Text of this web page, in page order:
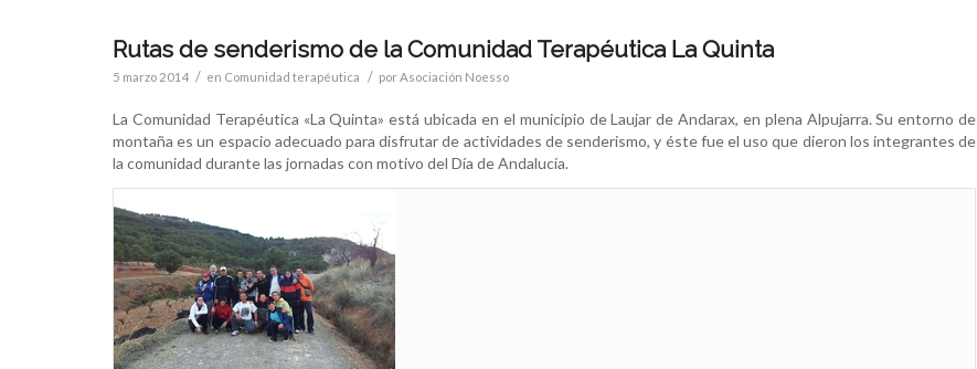
Rutas de senderismo de la Comunidad Terapéutica La Quinta
5 marzo 2014 / en Comunidad terapéutica / porAsociación Noesso
La Comunidad Terapéutica «La Quinta» está ubicada en el municipio de Laujar de Andarax, en plena Alpujarra. Su entorno de
montaña es un espacio adecuado para disfrutar de actividades de senderismo, y éste fue el uso que dieron los integrantes de
la comunidad durante las jornadas con motivo del Día de Andalucía.